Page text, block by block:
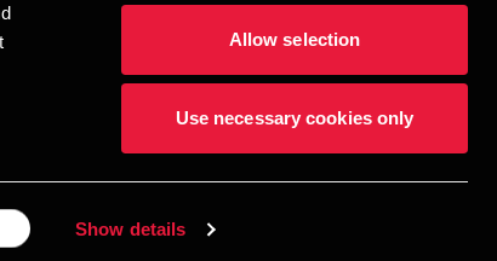
Show details
Allow selection
Use necessary cookies only
med at opbygge enestående relationer.
en danskejet rådgivnings- og revisionsvirksomhed,
selskab med begrænset hæftelse - og del af det internationale
BDO er varemærke for både BDO-netværket og for alle BDO
end 1.800 medarbejdere, mens det verdensomspændende BDO-